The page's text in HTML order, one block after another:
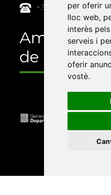
per oferir
lloc web,
interès
serveis i
oferir
vostè.
+34 964 72 89 93
Amb el
de